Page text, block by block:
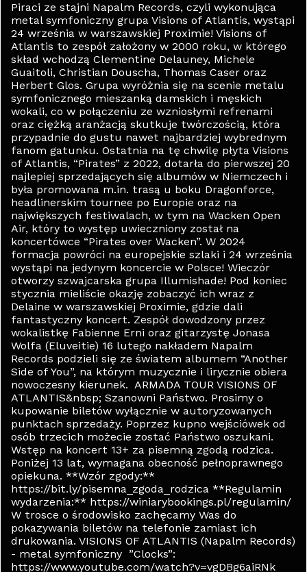
Piraci ze stajni Napalm Records, czyli wykonująca
metal symfoniczny grupa Visions of Atlantis, wystąpi
24 września w warszawskiej Proximie! Visions of
Atlantis to zespół założony w 2000 roku, w którego
skład wchodzą Clementine Delauney, Michele
Guaitoli, Christian Douscha, Thomas Caser oraz
Herbert Glos. Grupa wyróżnia się na scenie metalu
symfonicznego mieszanką damskich i męskich
wokali, co w połączeniu ze wzniosłymi refrenami
oraz ciężką aranżacją skutkuje twórczością, która
przypadnie do gustu nawet najbardziej wybrednym
fanom gatunku. Ostatnia na tę chwilę płyta Visions
of Atlantis, “Pirates” z 2022, dotarła do pierwszej 20
najlepiej sprzedających się albumów w Niemczech i
była promowana m.in. trasą u boku Dragonforce,
headlinerskim tournee po Europie oraz na
największych festiwalach, w tym na Wacken Open
Air, który to występ uwieczniony został na
koncertówce “Pirates over Wacken”. W 2024
formacja powróci na europejskie szlaki i 24 września
wystąpi na jedynym koncercie w Polsce! Wieczór
otworzy szwajcarska grupa Illumishade! Pod koniec
stycznia mieliście okazję zobaczyć ich wraz z
Delaine w warszawskiej Proximie, gdzie dali
fantastyczny koncert. Zespół dowodzony przez
wokalistkę Fabienne Erni oraz gitarzystę Jonasa
Wolfa (Eluveitie) 16 lutego nakładem Napalm
Records podzieli się ze światem albumem “Another
Side of You”, na którym muzycznie i lirycznie obiera
nowoczesny kierunek. ARMADA TOUR VISIONS OF
ATLANTIS&nbsp; Szanowni Państwo. Prosimy o
kupowanie biletów wyłącznie w autoryzowanych
punktach sprzedaży. Poprzez kupno wejściówek od
osób trzecich możecie zostać Państwo oszukani.
Wstęp na koncert 13+ za pisemną zgodą rodzica.
Poniżej 13 lat, wymagana obecność pełnoprawnego
opiekuna. **Wzór zgody:**
https://bit.ly/pisemna_zgoda_rodzica **Regulamin
wydarzenia:** https://winiarybookings.pl/regulamin/
W trosce o środowisko zachęcamy Was do
pokazywania biletów na telefonie zamiast ich
drukowania. VISIONS OF ATLANTIS (Napalm Records)
- metal symfoniczny ”Clocks”:
https://www.youtube.com/watch?v=vgDBg6aiRNk